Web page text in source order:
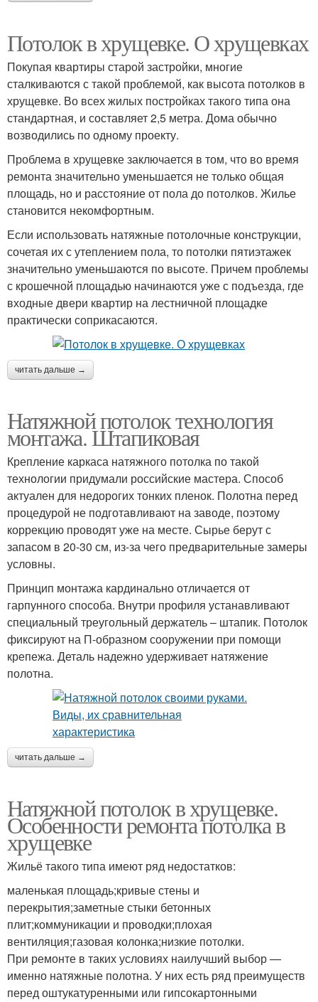
Потолок в хрущевке. О хрущевках
Покупая квартиры старой застройки, многие
сталкиваются с такой проблемой, как высота потолков в
хрущевке. Во всех жилых постройках такого типа она
стандартная, и составляет 2,5 метра. Дома обычно
возводились по одному проекту.
Проблема в хрущевке заключается в том, что во время
ремонта значительно уменьшается не только общая
площадь, но и расстояние от пола до потолков. Жилье
становится некомфортным.
Если использовать натяжные потолочные конструкции,
сочетая их с утеплением пола, то потолки пятиэтажек
значительно уменьшаются по высоте. Причем проблемы
с крошечной площадью начинаются уже с подъезда, где
входные двери квартир на лестничной площадке
практически соприкасаются.
читать дальше →
Натяжной потолок технология
монтажа. Штапиковая
Крепление каркаса натяжного потолка по такой
технологии придумали российские мастера. Способ
актуален для недорогих тонких пленок. Полотна перед
процедурой не подготавливают на заводе, поэтому
коррекцию проводят уже на месте. Сырье берут с
запасом в 20-30 см, из-за чего предварительные замеры
условны.
Принцип монтажа кардинально отличается от
гарпунного способа. Внутри профиля устанавливают
специальный треугольный держатель – штапик. Потолок
фиксируют на П-образном сооружении при помощи
крепежа. Деталь надежно удерживает натяжение
полотна.
читать дальше →
Натяжной потолок в хрущевке.
Особенности ремонта потолка в
хрущевке
Жильё такого типа имеют ряд недостатков:
маленькая площадь;кривые стены и
перекрытия;заметные стыки бетонных
плит;коммуникации и проводки;плохая
вентиляция;газовая колонка;низкие потолки.
При ремонте в таких условиях наилучший выбор —
именно натяжные полотна. У них есть ряд преимуществ
перед оштукатуренными или гипсокартонными